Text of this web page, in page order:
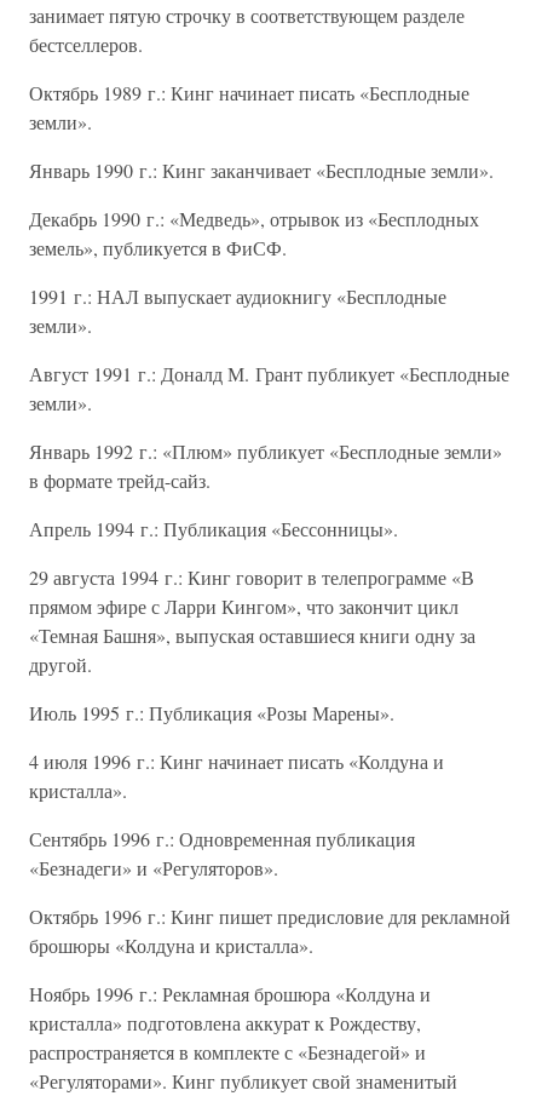
занимает пятую строчку в соответствующем разделе
бестселлеров.
Октябрь 1989 г.: Кинг начинает писать «Бесплодные
земли».
Январь 1990 г.: Кинг заканчивает «Бесплодные земли».
Декабрь 1990 г.: «Медведь», отрывок из «Бесплодных
земель», публикуется в ФиСФ.
1991 г.: НАЛ выпускает аудиокнигу «Бесплодные
земли».
Август 1991 г.: Доналд М. Грант публикует «Бесплодные
земли».
Январь 1992 г.: «Плюм» публикует «Бесплодные земли»
в формате трейд-сайз.
Апрель 1994 г.: Публикация «Бессонницы».
29 августа 1994 г.: Кинг говорит в телепрограмме «В
прямом эфире с Ларри Кингом», что закончит цикл
«Темная Башня», выпуская оставшиеся книги одну за
другой.
Июль 1995 г.: Публикация «Розы Марены».
4 июля 1996 г.: Кинг начинает писать «Колдуна и
кристалла».
Сентябрь 1996 г.: Одновременная публикация
«Безнадеги» и «Регуляторов».
Октябрь 1996 г.: Кинг пишет предисловие для рекламной
брошюры «Колдуна и кристалла».
Ноябрь 1996 г.: Рекламная брошюра «Колдуна и
кристалла» подготовлена аккурат к Рождеству,
распространяется в комплекте с «Безнадегой» и
«Регуляторами». Кинг публикует свой знаменитый